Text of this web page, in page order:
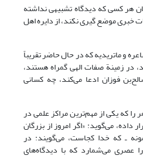
هر کسی که دیدگاه تشبیهی نداشته
خبری موضع گیری نکند، از دایره اهل
و ماتریدیه که در حال حاضر تقریباً
در زمینة صفات الهی گمراه هستند،
فوزان ادعا می‌کند، چه کسانی
را که یکی از مهم‌ترین مراکز علمی در
می‌گوید: «اگر امروز از بزرگان
ـ که خدا کجاست، می‌گویند: در
می‌شمارد که با دیدگاه‌های